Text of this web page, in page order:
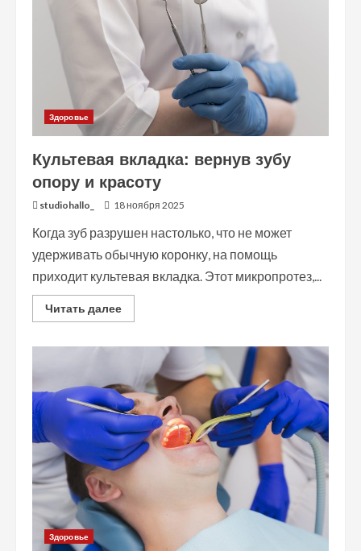
Здоровье
Культевая вкладка: вернув зубу
опору и красоту
studiohallo_ 18 ноября 2025
Когда зуб разрушен настолько, что не может
удерживать обычную коронку, на помощь
приходит культевая вкладка. Этот микропротез,...
Читать далееRead
more
вкладка:
вернув
зубу
опору
и
красоту
Здоровье